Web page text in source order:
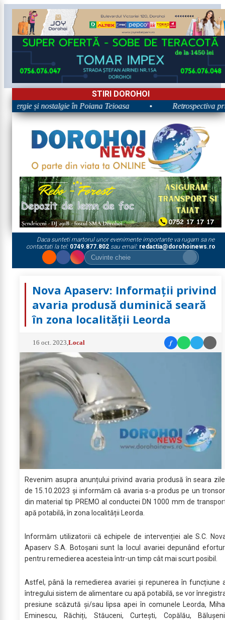
STIRI DOROHOI
și nostalgie în Poiana Teioasa Retrospectiva
Daca sunteti martorul unor evenimente importante va rugam sa ne
contactati la tel: 0749.877.802sau email: redactia@dorohoinews.ro
Nova Apaserv: Informații privind
avaria produsă duminică seară
în zona localității Leorda
16 oct. 2023 ,Local f
Revenim asupra anunțului privind avaria produsă în seara
de 15.10.2023 și informăm că avaria s-a produs pe un
din material tip PREMO al conductei DN 1000 mm de
apă potabilă, în zona localității Leorda.
Informăm utilizatorii că echipele de intervenției ale S.C.
Apaserv S.A. Botoșani sunt la locul avariei depunând
pentru remedierea acesteia într-un timp cât mai scurt posibil.
Astfel, până la remedierea avariei și repunerea în funcțiune
întregului sistem de alimentare cu apă potabilă, se vor
presiune scăzută și/sau lipsa apei în comunele Leorda,
Eminescu, Răchiți, Stăuceni, Curtești, Copălău,